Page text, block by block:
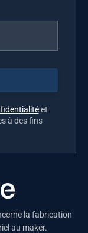
et
à des fins
la fabrication
au maker.